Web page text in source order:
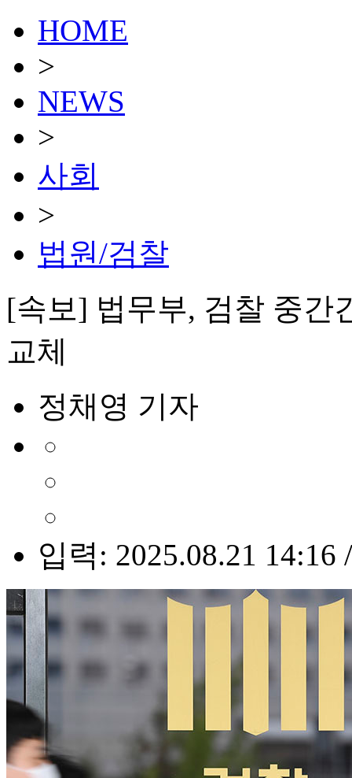
HOME
>
NEWS
>
사회
>
법원/검찰
[속보] 법무부, 검찰 중
교체
정채영 기자
입력: 2025.08.21 14:16